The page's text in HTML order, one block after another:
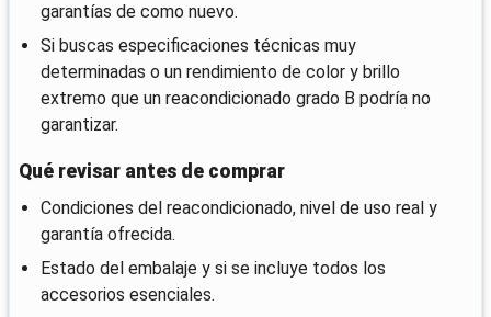
garantías de como nuevo.
Si buscas especificaciones técnicas muy
determinadas o un rendimiento de color y brillo
extremo que un reacondicionado grado B podría no
garantizar.
Qué revisar antes de comprar
Condiciones del reacondicionado, nivel de uso real y
garantía ofrecida.
Estado del embalaje y si se incluye todos los
accesorios esenciales.